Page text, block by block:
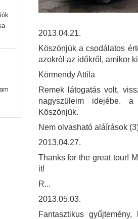
2013.04.21.
Köszönjük a csodálatos
azokról az időkről, amikor
Körmendy Attila
Remek látogatás volt,
nagyszüleim idejébe.
Köszönjük.
Nem olvasható aláírások
2013.04.27.
Thanks for the great tour!
it!
R...
2013.05.03.
Fantasztikus